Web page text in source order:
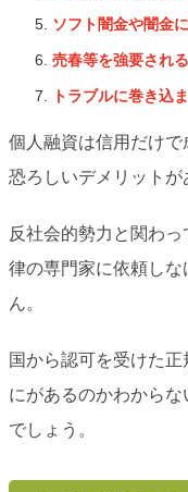
ソフト闇金や闇金
売春等を強要される
トラブルに巻き込
個人融資は信用だけ
恐ろしいデメリットが
反社会的勢力と関わ
律の専門家に依頼し
ん。
国から認可を受けた
にがあるのかわから
でしょう。